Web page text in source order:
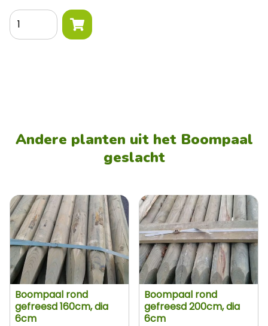
Aantal
Andere planten uit het Boompaal
geslacht
Boompaal rond
gefreesd 160cm, dia
6cm
Boompaal rond
gefreesd 200cm, dia
6cm